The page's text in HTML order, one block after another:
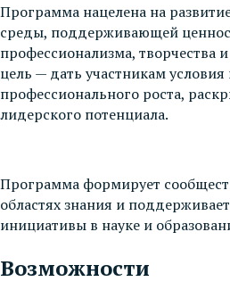
Программа нацелена на
среды, поддерживающей
профессионализма, творчества
цель — дать участникам
профессионального роста,
лидерского потенциала.
Программа формирует
областях знания и
инициативы в науке и
Возможности